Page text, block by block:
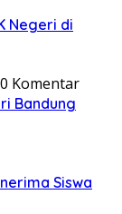
Negeri di
Komentar
Bandung
Siswa